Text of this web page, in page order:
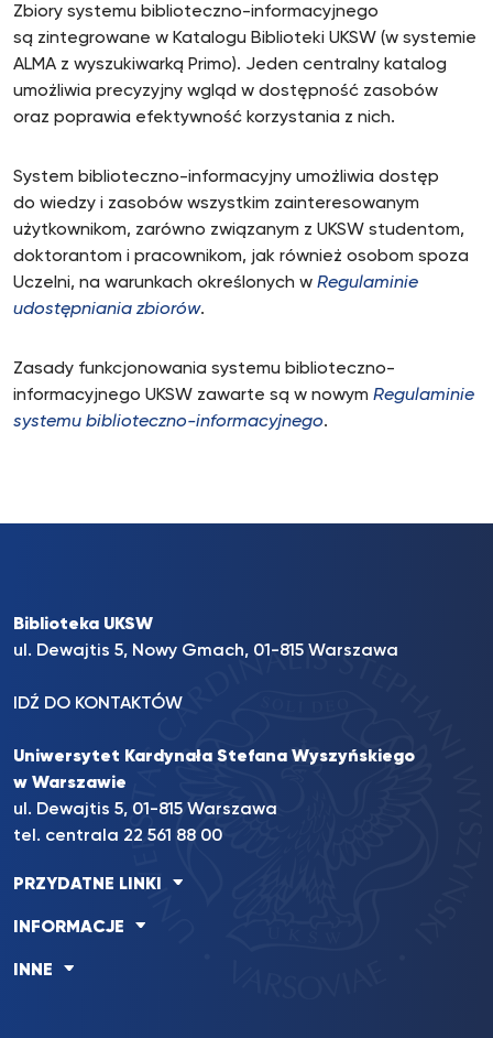
Zbiory systemu biblioteczno-informacyjnego
są zintegrowane w Katalogu Biblioteki UKSW (w systemie
ALMA z wyszukiwarką Primo). Jeden centralny katalog
umożliwia precyzyjny wgląd w dostępność zasobów
oraz poprawia efektywność korzystania z nich.
System biblioteczno-informacyjny umożliwia dostęp
do wiedzy i zasobów wszystkim zainteresowanym
użytkownikom, zarówno związanym z UKSW studentom,
doktorantom i pracownikom, jak również osobom spoza
Uczelni, na warunkach określonych w Regulaminie
udostępniania zbiorów.
Zasady funkcjonowania systemu biblioteczno-
informacyjnego UKSW zawarte są w nowym Regulaminie
systemu biblioteczno-informacyjnego.
Biblioteka UKSW
ul. Dewajtis 5, Nowy Gmach, 01-815 Warszawa
IDŹ DO KONTAKTÓW
Uniwersytet Kardynała Stefana Wyszyńskiego
w Warszawie
ul. Dewajtis 5, 01-815 Warszawa
tel. centrala 22 561 88 00
PRZYDATNE LINKI
INFORMACJE
INNE